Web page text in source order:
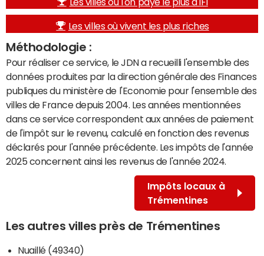
Les villes où l'on paye le plus d'IFI
Les villes où vivent les plus riches
Méthodologie :
Pour réaliser ce service, le JDN a recueilli l'ensemble des
données produites par la direction générale des Finances
publiques du ministère de l'Economie pour l'ensemble des
villes de France depuis 2004. Les années mentionnées
dans ce service correspondent aux années de paiement
de l'impôt sur le revenu, calculé en fonction des revenus
déclarés pour l'année précédente. Les impôts de l'année
2025 concernent ainsi les revenus de l'année 2024.
Impôts locaux à
Trémentines
Les autres villes près de Trémentines
Nuaillé (49340)